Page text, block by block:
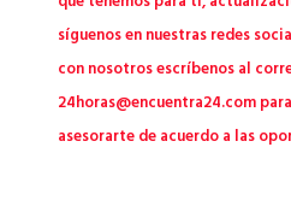
síguenos en nuestras redes
24horas@encuentra24.com
asesorarte de acuerdo a las